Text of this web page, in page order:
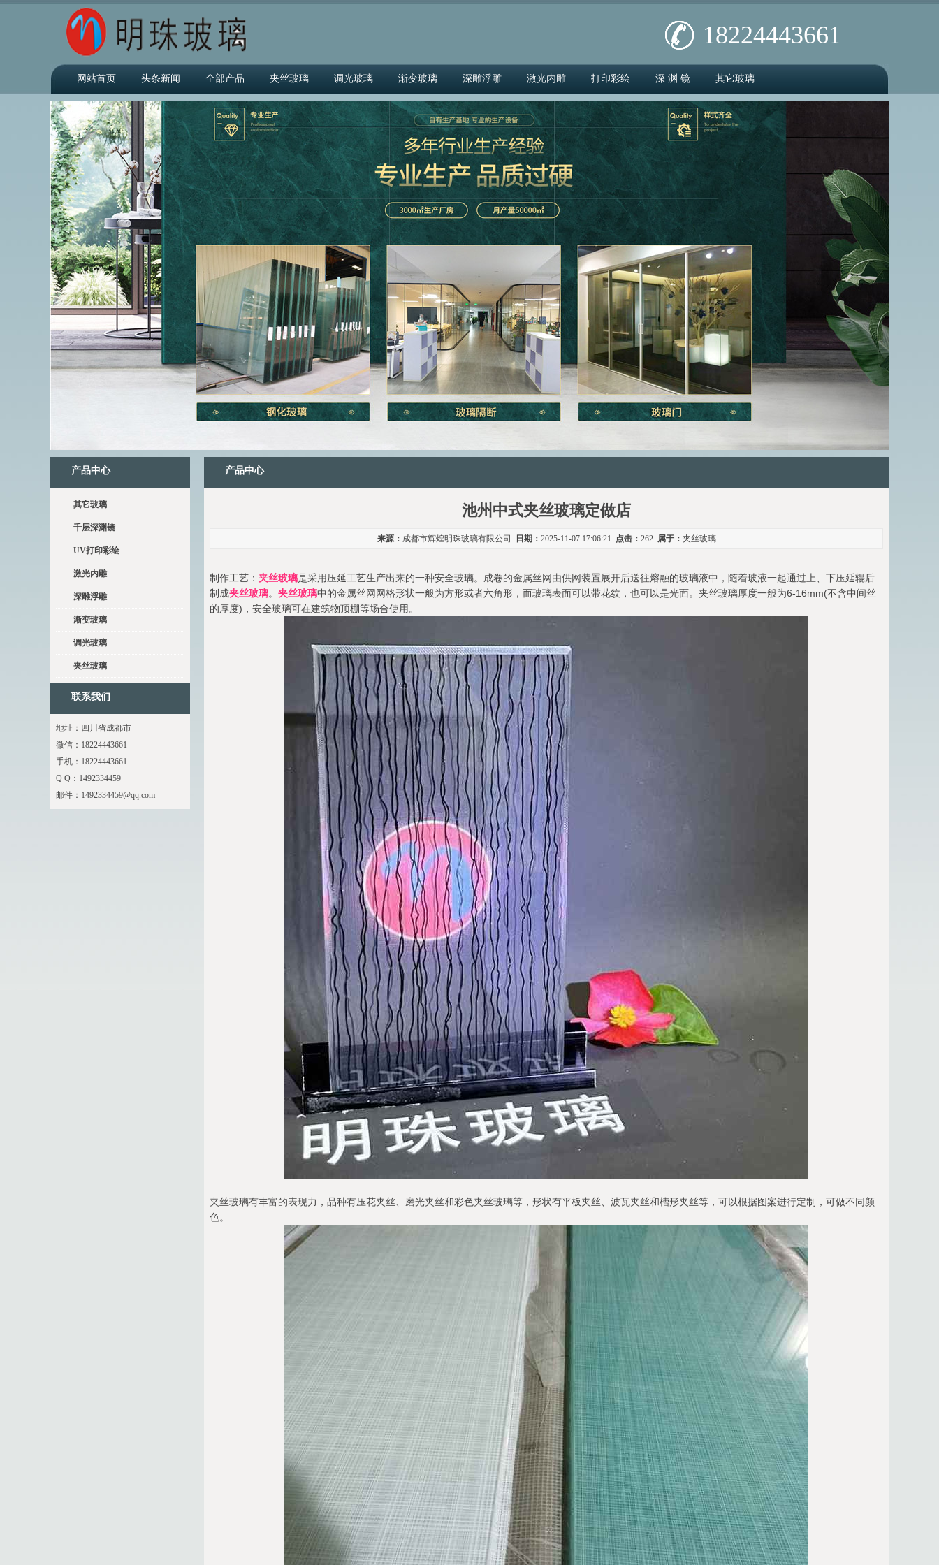
18224443661
网站首页 头条新闻 全部产品 夹丝玻璃 调光玻璃 渐变玻璃 深雕浮雕 激光内雕 打印彩绘 深 渊 镜 其它玻璃
产品中心
其它玻璃
千层深渊镜
UV打印彩绘
激光内雕
深雕浮雕
渐变玻璃
调光玻璃
夹丝玻璃
联系我们
地址：四川省成都市
微信：18224443661
手机：18224443661
Q Q：1492334459
邮件： 1492334459@qq.com
产品中心
池州中式夹丝玻璃定做店
来源： 成都市辉煌明珠玻璃有限公司 日期： 2025-11-07 17:06:21 点击： 262 属于： 夹丝玻璃
制作工艺： 夹丝玻璃是采用压延工艺生产出来的一种安全玻璃。成卷的金属丝网由供网装置展开后送往熔融的玻璃液中，随着玻液一起通过上、下压延辊后
制成夹丝玻璃。 夹丝玻璃中的金属丝网网格形状一般为方形或者六角形，而玻璃表面可以带花纹，也可以是光面。夹丝玻璃厚度一般为6-16mm(不含中间丝
的厚度)，安全玻璃可在建筑物顶棚等场合使用。
夹丝玻璃有丰富的表现力，品种有压花夹丝、磨光夹丝和彩色夹丝玻璃等，形状有平板夹丝、波瓦夹丝和槽形夹丝等，可以根据图案进行定制，可做不同颜
色。